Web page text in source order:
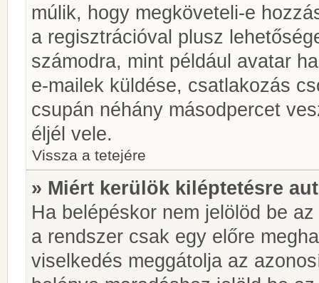
múlik, hogy megköveteli-e
a regisztrációval plusz
számodra, mint például avatar
e-mailek küldése, csatlakozás
csupán néhány másodpercet
éljél vele.
Vissza a tetejére
» Miért kerülök kiléptetésre
Ha belépéskor nem jelölöd be az
a rendszer csak egy előre
viselkedés meggátolja az